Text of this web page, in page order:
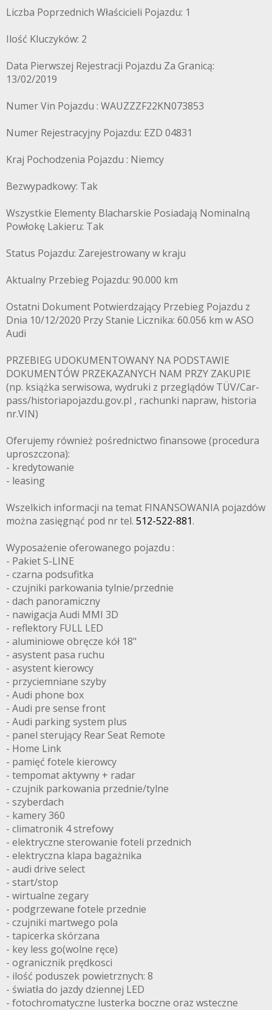
Liczba Poprzednich Właścicieli Pojazdu: 1
Ilość Kluczyków: 2
Data Pierwszej Rejestracji Pojazdu Za Granicą:
13/02/2019
Numer Vin Pojazdu : WAUZZZF22KN073853
Numer Rejestracyjny Pojazdu: EZD 04831
Kraj Pochodzenia Pojazdu : Niemcy
Bezwypadkowy: Tak
Wszystkie Elementy Blacharskie Posiadają Nominalną
Powłokę Lakieru: Tak
Status Pojazdu: Zarejestrowany w kraju
Aktualny Przebieg Pojazdu: 90.000 km
Ostatni Dokument Potwierdzający Przebieg Pojazdu z
Dnia 10/12/2020 Przy Stanie Licznika: 60.056 km w ASO
Audi
PRZEBIEG UDOKUMENTOWANY NA PODSTAWIE
DOKUMENTÓW PRZEKAZANYCH NAM PRZY ZAKUPIE
(np. książka serwisowa, wydruki z przeglądów TÜV/Car-
pass/historiapojazdu.gov.pl , rachunki napraw, historia
nr.VIN)
Oferujemy również pośrednictwo finansowe (procedura
uproszczona):
- kredytowanie
- leasing
Wszelkich informacji na temat FINANSOWANIA pojazdów
można zasięgnąć pod nr tel. 512-522-881.
Wyposażenie oferowanego pojazdu :
- Pakiet S-LINE
- czarna podsufitka
- czujniki parkowania tylnie/przednie
- dach panoramiczny
- nawigacja Audi MMI 3D
- reflektory FULL LED
- aluminiowe obręcze kół 18"
- asystent pasa ruchu
- asystent kierowcy
- przyciemniane szyby
- Audi phone box
- Audi pre sense front
- Audi parking system plus
- panel sterujący Rear Seat Remote
- Home Link
- pamięć fotele kierowcy
- tempomat aktywny + radar
- czujnik parkowania przednie/tylne
- szyberdach
- kamery 360
- climatronik 4 strefowy
- elektryczne sterowanie foteli przednich
- elektryczna klapa bagażnika
- audi drive select
- start/stop
- wirtualne zegary
- podgrzewane fotele przednie
- czujniki martwego pola
- tapicerka skórzana
- key less go(wolne ręce)
- ogranicznik prędkosci
- ilość poduszek powietrznych: 8
- światła do jazdy dziennej LED
- fotochromatyczne lusterka boczne oraz wsteczne